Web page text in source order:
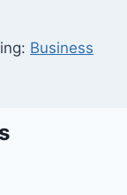
Business